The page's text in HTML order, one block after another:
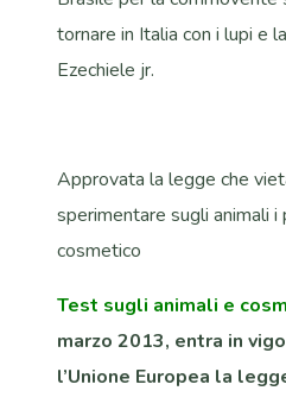
tornare in Italia con i lupi e
Ezechiele jr.
Approvata la legge che
sperimentare sugli animali
cosmetico
Test sugli animali e
marzo 2013, entra in
l’Unione Europea la